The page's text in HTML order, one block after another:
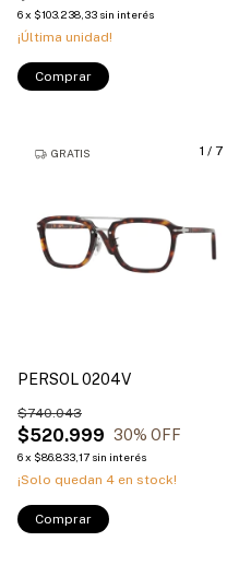
6x $103.238,33 sin interés
¡Última unidad!
Comprar
1 / 7
GRATIS
PERSOL 0204V
$520.999
$740.043
30% OFF
6x $86.833,17 sin interés
¡Solo quedan 4 en stock!
Comprar